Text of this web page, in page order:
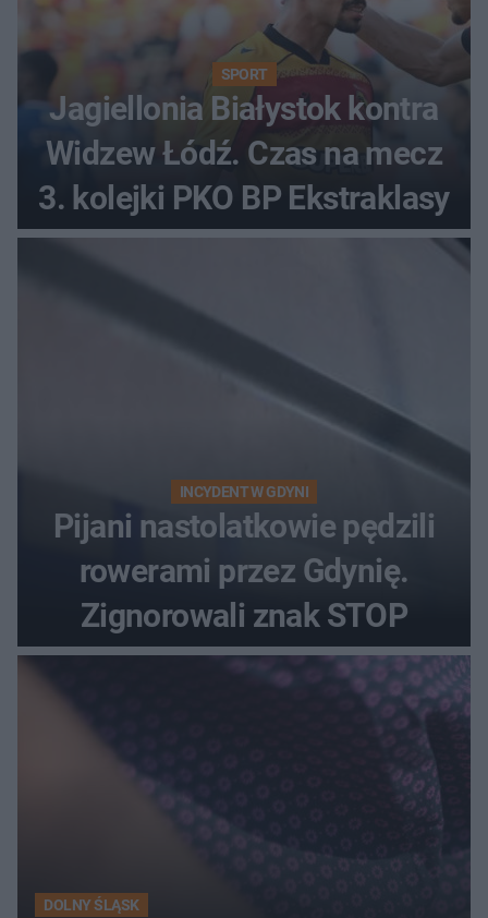
SPORT
Jagiellonia Białystok kontra
Widzew Łódź. Czas na mecz
3. kolejki PKO BP Ekstraklasy
INCYDENT W GDYNI
Pijani nastolatkowie pędzili
rowerami przez Gdynię.
Zignorowali znak STOP
DOLNY ŚLĄSK